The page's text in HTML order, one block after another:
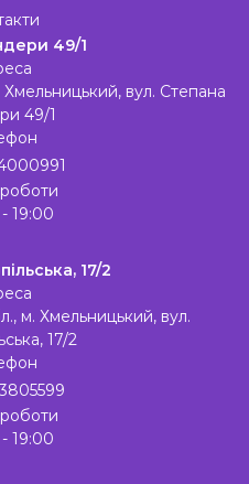
49/1
вул. Степана
49/1
роботи
19:00
17/2
м. Хмельницький, вул.
17/2
роботи
19:00